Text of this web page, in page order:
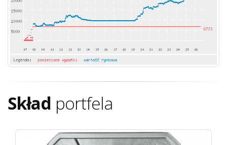
Skład portfela